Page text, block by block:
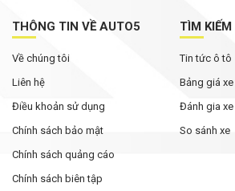
THÔNG TIN VỀ AUTO5
Về chúng tôi
Liên hệ
Điều khoản sử dụng
Chính sách bảo mật
Chính sách quảng cáo
Chính sách biên tập
TÌM KIẾM
Tin tức ô tô
Bảng giá
Đánh gia xe
So sánh xe